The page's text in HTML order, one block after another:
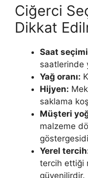
Ciğerci
Dikkat
Saat
saatlerinde
Yağ oranı:
Hijyen:
saklama
Müşteri
malzeme
Yerel
tercih ettiği
güvenilirdir.